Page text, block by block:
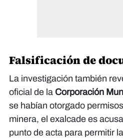
Falsificación de
La investigación también
oficial de la Corporación
se habían otorgado
minera, el exalcade es
punto de acta para permitir